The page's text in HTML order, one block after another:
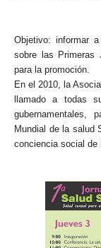
Objetivo: informar
sobre las Primeras
para la promoción.
En el 2010, la
llamado a todas
gubernamentales,
Mundial de la salud
conciencia social de